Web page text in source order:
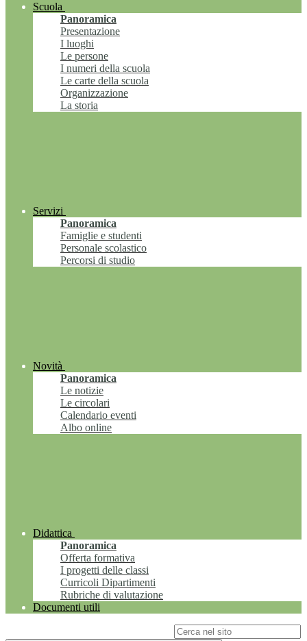
Scuola
Panoramica
Presentazione
I luoghi
Le persone
I numeri della scuola
Le carte della scuola
Organizzazione
La storia
Servizi
Panoramica
Famiglie e studenti
Personale scolastico
Percorsi di studio
Novità
Panoramica
Le notizie
Le circolari
Calendario eventi
Albo online
Didattica
Panoramica
Offerta formativa
I progetti delle classi
Curricoli Dipartimenti
Rubriche di valutazione
Documenti utili